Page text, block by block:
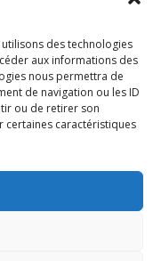
des technologies
aux informations des
nous permettra de
de navigation ou les ID
ou de retirer son
certaines caractéristiques
Tarifs